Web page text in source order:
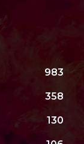
983
358
130